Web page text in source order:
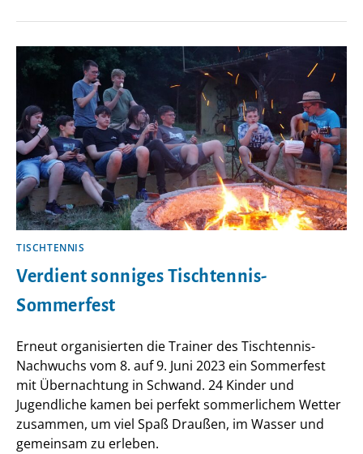
FÜR
HEINZ
SCHUPFNER
TISCHTENNIS
Verdient sonniges Tischtennis-
Sommerfest
Erneut organisierten die Trainer des Tischtennis-
Nachwuchs vom 8. auf 9. Juni 2023 ein Sommerfest
mit Übernachtung in Schwand. 24 Kinder und
Jugendliche kamen bei perfekt sommerlichem Wetter
zusammen, um viel Spaß Draußen, im Wasser und
gemeinsam zu erleben.